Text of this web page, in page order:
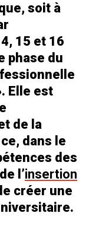
soit à
15 et 16
phase du
Elle est
de la
dans le
des
l’insertion
créer une